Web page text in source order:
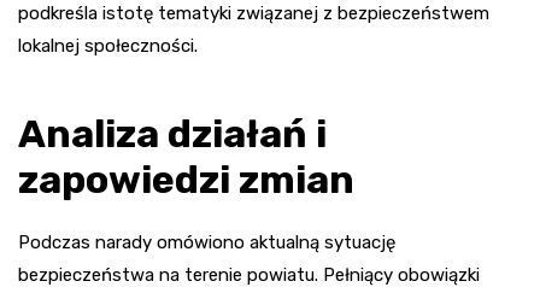
podkreśla istotę tematyki związanej z bezpieczeństwem
lokalnej społeczności.
Analiza działań i
zapowiedzi zmian
Podczas narady omówiono aktualną sytuację
bezpieczeństwa na terenie powiatu. Pełniący obowiązki